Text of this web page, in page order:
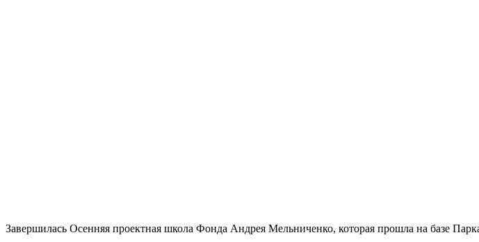
Завершилась Осенняя проектная школа Фонда Андрея Мельниченко, которая прошла на базе